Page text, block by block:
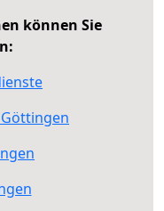
können Sie